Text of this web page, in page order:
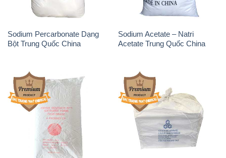
THÔNG TIN
Giới thiệu
Sản phẩm